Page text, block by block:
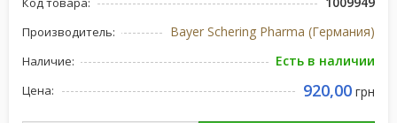
Производитель: Bayer Schering Pharma (Германия)
Наличие: Есть в наличии
Цена: 920,00 грн